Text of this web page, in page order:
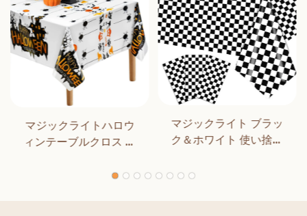
マジックライトハロウ
ィンテーブルクロス ハ
コレーション アウトド
マジックライト ブラッ
ク＆ホワイト 使い捨て
ダイニング 誕生日パー